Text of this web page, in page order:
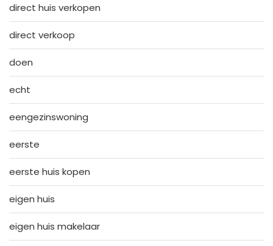
direct huis verkopen
direct verkoop
doen
echt
eengezinswoning
eerste
eerste huis kopen
eigen huis
eigen huis makelaar